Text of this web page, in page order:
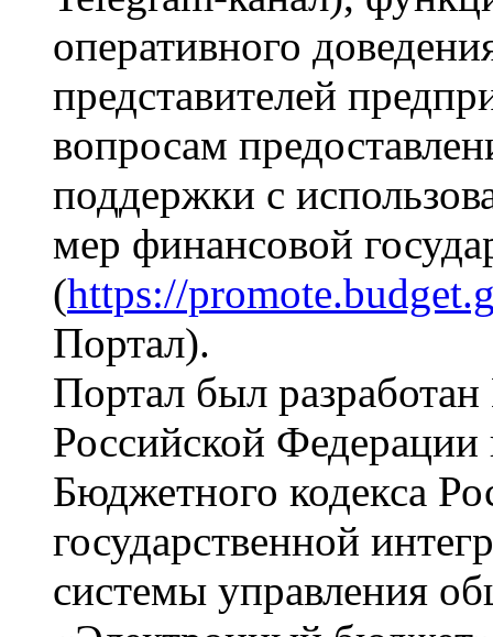
оперативного
представителей
вопросам
поддержки с
мер финансовой
(https://
Портал).
Портал был
Российской Федерации
Бюджетного кодекса
государственной
системы управления